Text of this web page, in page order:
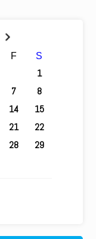
F S
1
7
8
14
15
21
22
28
29